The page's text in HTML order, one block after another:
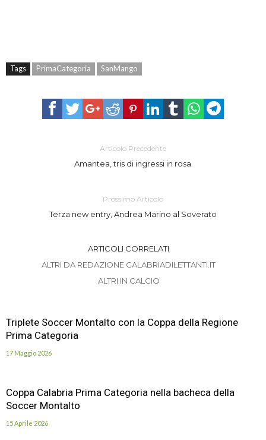
Tags PrimaCategoria SanMango
Articolo Precedente
Amantea, tris di ingressi in rosa
Prossimo Articolo
Terza new entry, Andrea Marino al Soverato
ARTICOLI CORRELATI
ALTRI DA REDAZIONE CALABRIADILETTANTI.IT
ALTRI IN CALCIO
Triplete Soccer Montalto con la Coppa della Regione
Prima Categoria
17 Maggio 2026
Coppa Calabria Prima Categoria nella bacheca della
Soccer Montalto
15 Aprile 2026